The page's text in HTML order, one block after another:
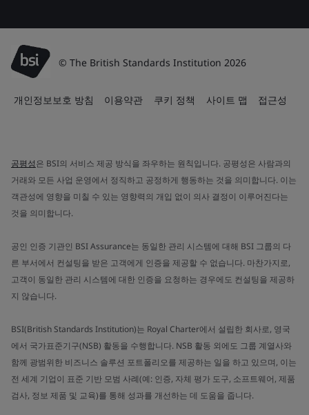
© The British Standards Institution 2026
개인정보보호 방침 이용약관 쿠키 정책 사이트 맵 접근성
공평성은 BSI의 서비스 제공 방식을 좌우하는 원칙입니다. 공평성은 사람과의
거래와 모든 사업 운영에서 정직하고 공정하게 행동하는 것을 의미합니다. 이는
객관성에 영향을 미칠 수 있는 영향력의 개입 없이 의사 결정이 이루어진다는
것을 의미합니다.
공인 인증 기관인 BSI Assurance는 동일한 관리 시스템에 대해 BSI 그룹의 다
른 부서에서 컨설팅을 받은 고객에게 인증을 제공할 수 없습니다. 마찬가지로,
고객이 동일한 관리 시스템에 대한 인증을 요청하는 경우에도 컨설팅을 제공하
지 않습니다.
BSI(British Standards Institution)는 Royal Charter에서 설립한 회사로, 영국
에서 국가표준기구(NSB) 활동을 수행합니다. NSB 활동 외에도 그룹 계열사와
함께 광범위한 비즈니스 솔루션 포트폴리오를 제공하는 일을 하고 있으며, 이는
전 세계 기업이 표준 기반 모범 사례(예: 인증, 자체 평가 도구, 소프트웨어, 제품
검사, 정보 제품 및 교육)를 통해 성과를 개선하는 데 도움을 줍니다.